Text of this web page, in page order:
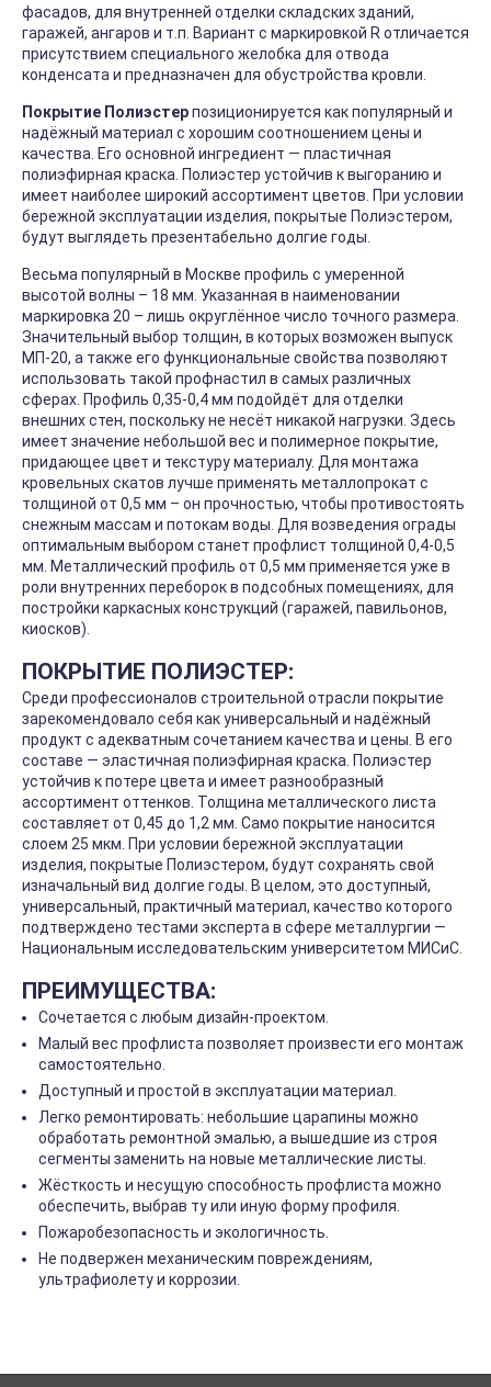
фасадов, для внутренней отделки складских зданий,
гаражей, ангаров и т.п. Вариант с маркировкой R отличается
присутствием специального желобка для отвода
конденсата и предназначен для обустройства кровли.
Покрытие Полиэстерпозиционируется как популярный и
надёжный материал с хорошим соотношением цены и
качества. Его основной ингредиент — пластичная
полиэфирная краска. Полиэстер устойчив к выгоранию и
имеет наиболее широкий ассортимент цветов. При условии
бережной эксплуатации изделия, покрытые Полиэстером,
будут выглядеть презентабельно долгие годы.
Весьма популярный в Москве профиль с умеренной
высотой волны – 18 мм. Указанная в наименовании
маркировка 20 – лишь округлённое число точного размера.
Значительный выбор толщин, в которых возможен выпуск
МП-20, а также его функциональные свойства позволяют
использовать такой профнастил в самых различных
сферах. Профиль 0,35-0,4 мм подойдёт для отделки
внешних стен, поскольку не несёт никакой нагрузки. Здесь
имеет значение небольшой вес и полимерное покрытие,
придающее цвет и текстуру материалу. Для монтажа
кровельных скатов лучше применять металлопрокат с
толщиной от 0,5 мм – он прочностью, чтобы противостоять
снежным массам и потокам воды. Для возведения ограды
оптимальным выбором станет профлист толщиной 0,4-0,5
мм. Металлический профиль от 0,5 мм применяется уже в
роли внутренних переборок в подсобных помещениях, для
постройки каркасных конструкций (гаражей, павильонов,
киосков).
ПОКРЫТИЕ ПОЛИЭСТЕР:
Среди профессионалов строительной отрасли покрытие
зарекомендовало себя как универсальный и надёжный
продукт с адекватным сочетанием качества и цены. В его
составе — эластичная полиэфирная краска. Полиэстер
устойчив к потере цвета и имеет разнообразный
ассортимент оттенков. Толщина металлического листа
составляет от 0,45 до 1,2 мм. Само покрытие наносится
слоем 25 мкм. При условии бережной эксплуатации
изделия, покрытые Полиэстером, будут сохранять свой
изначальный вид долгие годы. В целом, это доступный,
универсальный, практичный материал, качество которого
подтверждено тестами эксперта в сфере металлургии —
Национальным исследовательским университетом МИСиС.
ПРЕИМУЩЕСТВА:
Сочетается с любым дизайн-проектом.
Малый вес профлиста позволяет произвести его монтаж
самостоятельно.
Доступный и простой в эксплуатации материал.
Легко ремонтировать: небольшие царапины можно
обработать ремонтной эмалью, а вышедшие из строя
сегменты заменить на новые металлические листы.
Жёсткость и несущую способность профлиста можно
обеспечить, выбрав ту или иную форму профиля.
Пожаробезопасность и экологичность.
Не подвержен механическим повреждениям,
ультрафиолету и коррозии.